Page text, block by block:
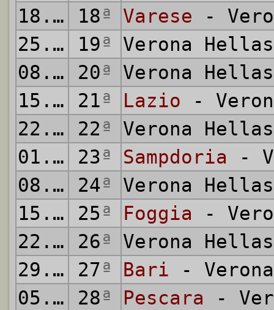
18.01.1981
18ª Varese -
25.01.1981
19ª
Verona
08.02.1981
20ª
Verona
15.02.1981
21ª Lazio -
22.02.1981
22ª
Verona
01.03.1981
23ª Sampdoria -
08.03.1981
24ª
Verona
15.03.1981
25ª Foggia -
22.03.1981
26ª
Verona
29.03.1981
27ª Bari -
05.04.1981
28ª Pescara -